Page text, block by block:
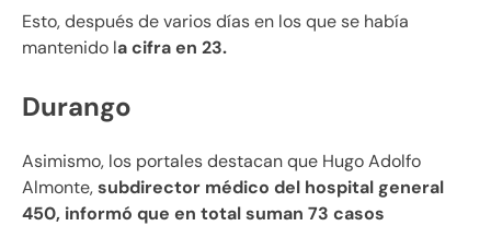
Esto, después de varios días en los que se había
mantenido la cifra en 23.
Durango
Asimismo, los portales destacan que Hugo Adolfo
Almonte,subdirector médico del hospital general
450, informó que en total suman 73 casos